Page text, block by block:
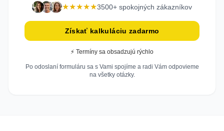
★★★★★3500+ spokojných zákazníkov
Získať kalkuláciu zadarmo
⚡ Termíny sa obsadzujú rýchlo
Po odoslaní formuláru sa s Vami spojíme a radi Vám odpovieme
na všetky otázky.